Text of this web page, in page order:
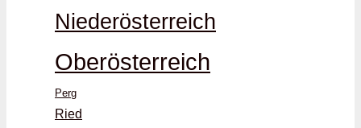
Niederösterreich
Oberösterreich
Perg
Ried